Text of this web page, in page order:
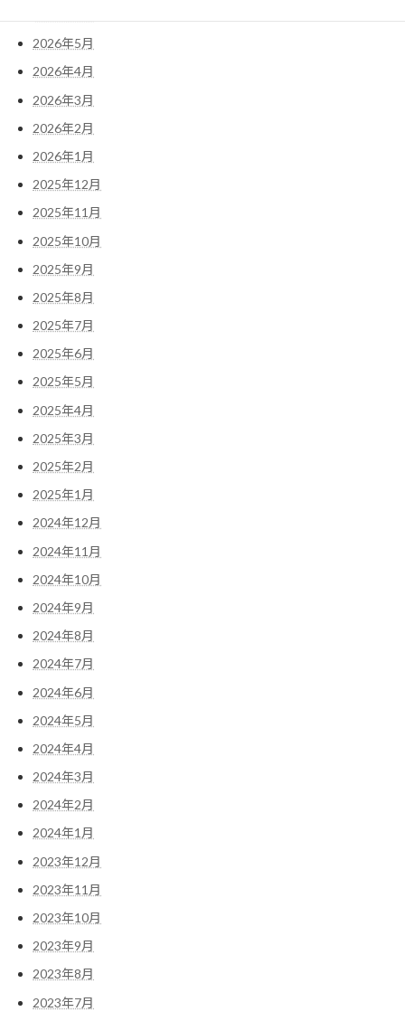
2026年5月
2026年4月
2026年3月
2026年2月
2026年1月
2025年12月
2025年11月
2025年10月
2025年9月
2025年8月
2025年7月
2025年6月
2025年5月
2025年4月
2025年3月
2025年2月
2025年1月
2024年12月
2024年11月
2024年10月
2024年9月
2024年8月
2024年7月
2024年6月
2024年5月
2024年4月
2024年3月
2024年2月
2024年1月
2023年12月
2023年11月
2023年10月
2023年9月
2023年8月
2023年7月